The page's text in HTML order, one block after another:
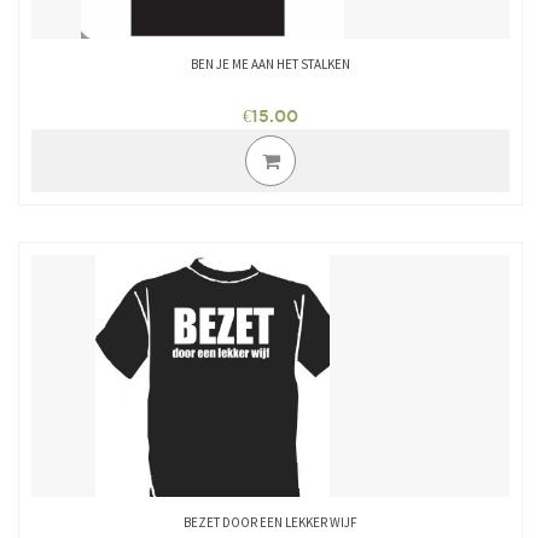
BEN JE ME AAN HET STALKEN
€15.00
Dit
product
heeft
optie
gekozen
worden
op
productpagina
BEZET DOOR EEN LEKKER WIJF